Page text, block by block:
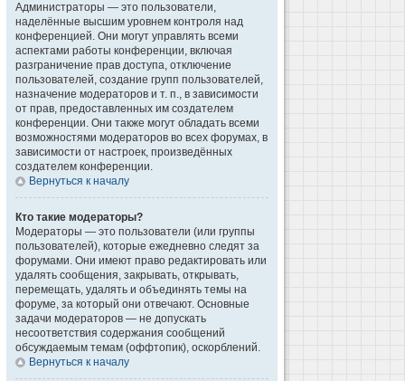
Администраторы — это пользователи,
наделённые высшим уровнем контроля над
конференцией. Они могут управлять всеми
аспектами работы конференции, включая
разграничение прав доступа, отключение
пользователей, создание групп пользователей,
назначение модераторов и т. п., в зависимости
от прав, предоставленных им создателем
конференции. Они также могут обладать всеми
возможностями модераторов во всех форумах, в
зависимости от настроек, произведённых
создателем конференции.
Вернуться к началу
Кто такие модераторы?
Модераторы — это пользователи (или группы
пользователей), которые ежедневно следят за
форумами. Они имеют право редактировать или
удалять сообщения, закрывать, открывать,
перемещать, удалять и объединять темы на
форуме, за который они отвечают. Основные
задачи модераторов — не допускать
несоответствия содержания сообщений
обсуждаемым темам (оффтопик), оскорблений.
Вернуться к началу